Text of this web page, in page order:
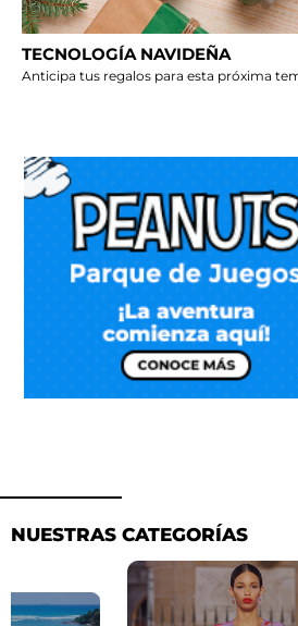
TECNOLOGÍA NAVIDEÑA
Anticipa tus regalos para esta próxima
NUESTRAS CATEGORÍAS